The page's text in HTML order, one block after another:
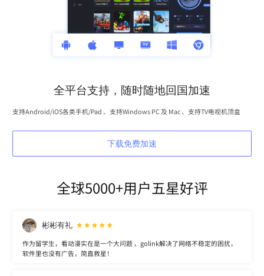
全平台支持，随时随地回国加速
支持Android/iOS各类手机/Pad 、支持Windows PC 及 Mac 、支持TV电视机顶盒
下载免费加速
全球5000+用户五星好评
彬彬有礼
作为留学生，看动漫实在是一个大问题 ，golink解决了网络不稳定的困扰，
软件里也没有广告，简直救星！